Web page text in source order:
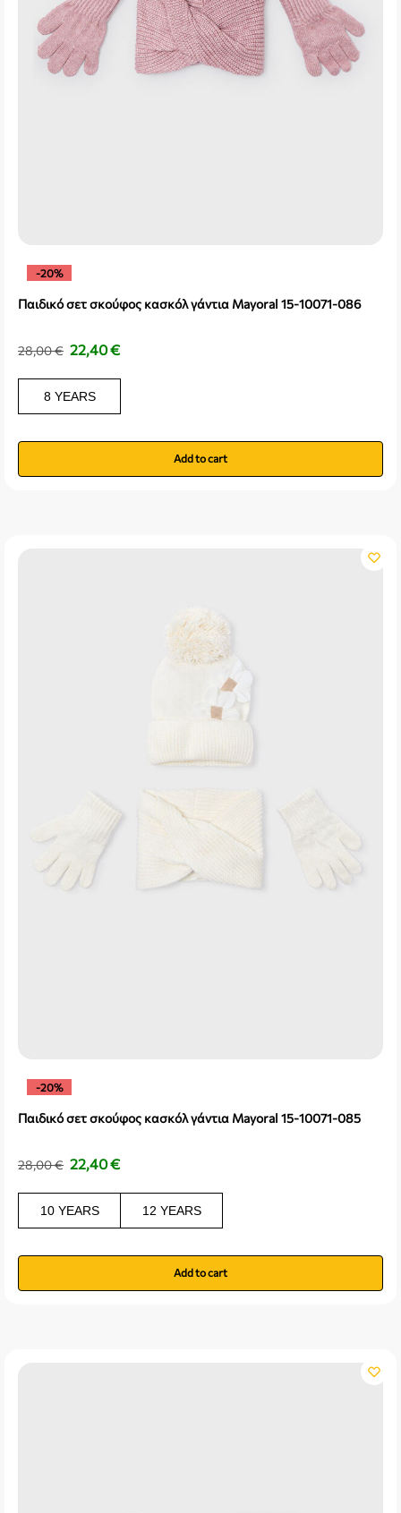
-20%
Παιδικό σετ σκούφος κασκόλ γάντια Mayoral 15-10071-086
28,00€ 22,40€
8 YEARS
Add to cart
-20%
Παιδικό σετ σκούφος κασκόλ γάντια Mayoral 15-10071-085
28,00€ 22,40€
10 YEARS 12 YEARS
Add to cart